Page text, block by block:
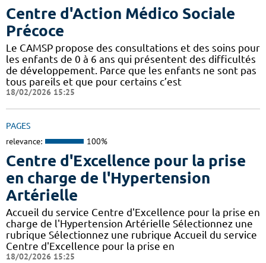
Centre d'Action Médico Sociale
Précoce
Le CAMSP propose des consultations et des soins pour
les enfants de 0 à 6 ans qui présentent des difficultés
de développement. Parce que les enfants ne sont pas
tous pareils et que pour certains c’est
18/02/2026 15:25
PAGES
relevance: 100%
Centre d'Excellence pour la prise
en charge de l'Hypertension
Artérielle
Accueil du service Centre d'Excellence pour la prise en
charge de l'Hypertension Artérielle Sélectionnez une
rubrique Sélectionnez une rubrique Accueil du service
Centre d'Excellence pour la prise en
18/02/2026 15:25